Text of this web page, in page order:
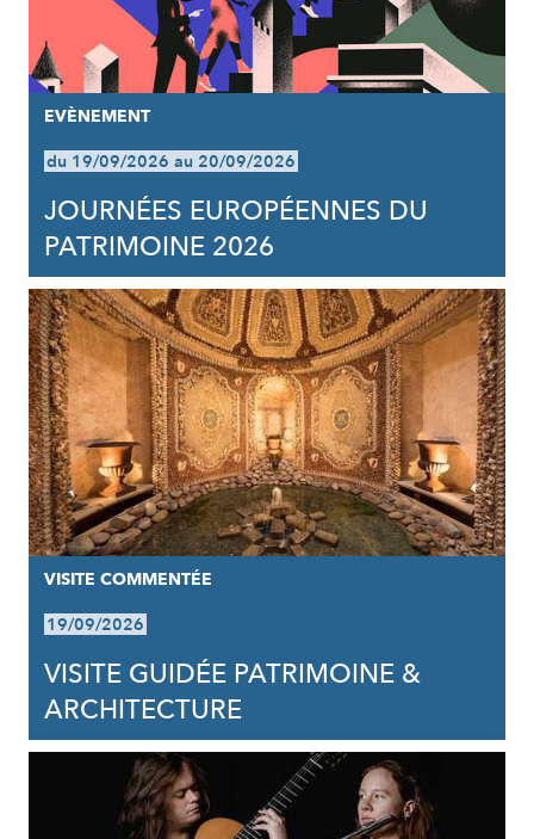
EVÈNEMENT
du 19/09/2026 au 20/09/2026
JOURNÉES EUROPÉENNES DU
PATRIMOINE 2026
VISITE COMMENTÉE
19/09/2026
VISITE GUIDÉE PATRIMOINE &
ARCHITECTURE